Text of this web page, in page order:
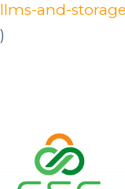
llms-and-
)